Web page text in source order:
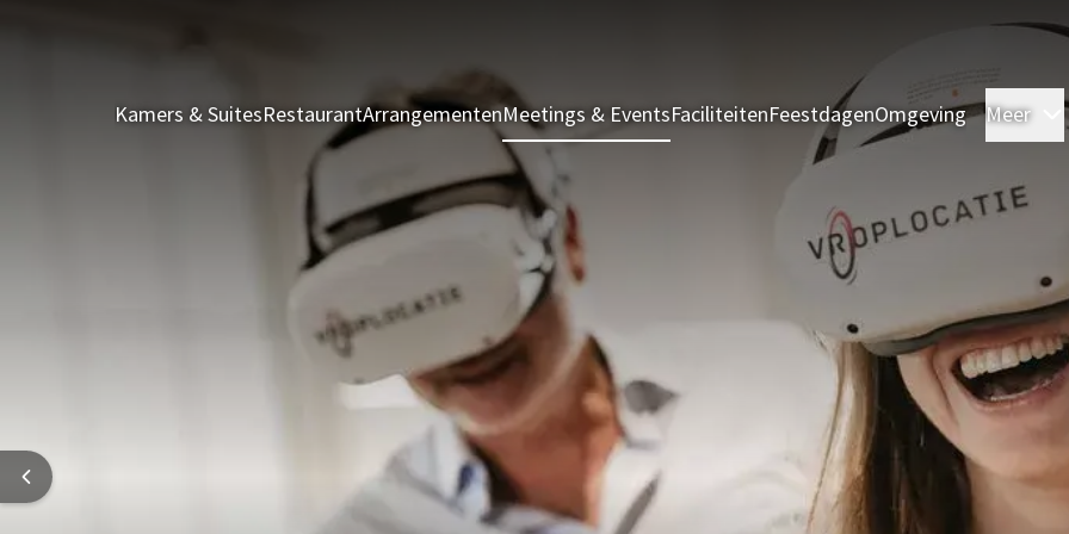
Kamers & SuitesRestaurantArrangementenMeetings & EventsFaciliteitenFeestdagenOmgeving Meer